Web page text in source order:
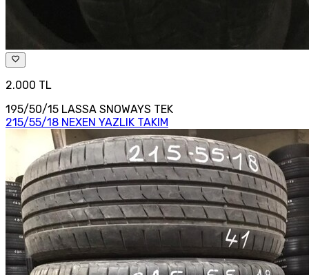
2.000 TL
195/50/15 LASSA SNOWAYS TEK
215/55/18 NEXEN YAZLIK TAKIM